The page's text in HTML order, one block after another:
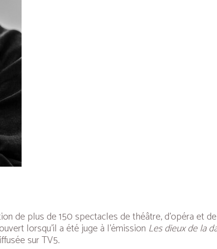
de plus de 150 spectacles de théâtre, d’opéra et
lorsqu’il a été juge à l’émission Les dieux de la
sur TV5.